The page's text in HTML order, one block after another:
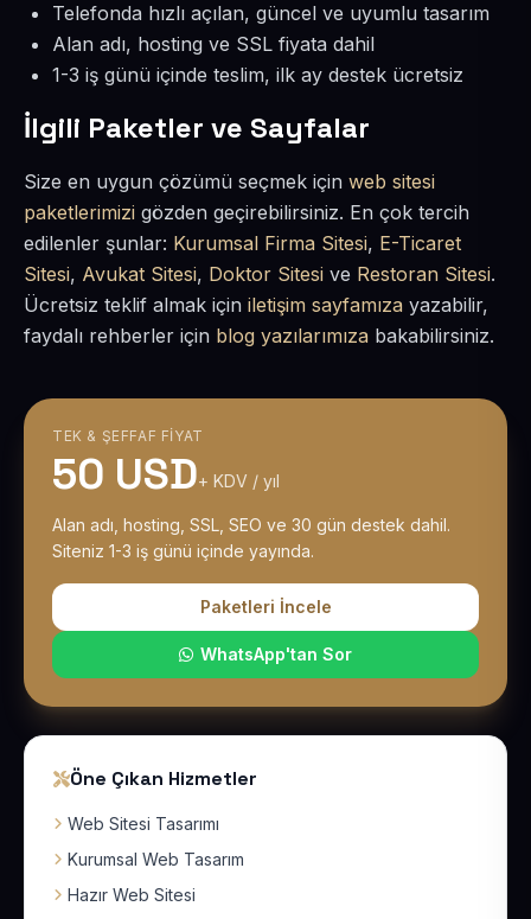
Telefonda hızlı açılan, güncel ve uyumlu tasarım
Alan adı, hosting ve SSL fiyata dahil
1-3 iş günü içinde teslim, ilk ay destek ücretsiz
İlgili Paketler ve Sayfalar
Size en uygun çözümü seçmek için web sitesi
paketlerimizi gözden geçirebilirsiniz. En çok tercih
edilenler şunlar: Kurumsal Firma Sitesi, E-Ticaret
Sitesi, Avukat Sitesi, Doktor Sitesi ve Restoran Sitesi.
Ücretsiz teklif almak için iletişim sayfamıza yazabilir,
faydalı rehberler için blog yazılarımıza bakabilirsiniz.
TEK & ŞEFFAF FIYAT
50 USD+ KDV / yıl
Alan adı, hosting, SSL, SEO ve 30 gün destek dahil.
Siteniz 1-3 iş günü içinde yayında.
Paketleri İncele
WhatsApp'tan Sor
Öne Çıkan Hizmetler
Web Sitesi Tasarımı
Kurumsal Web Tasarım
Hazır Web Sitesi